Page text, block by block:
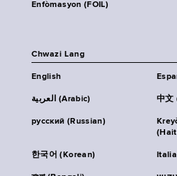
Enfòmasyon (FOIL)
Chwazi Lang
English
العربية (Arabic) 中文
русский (Russian)
한국어 (Korean)